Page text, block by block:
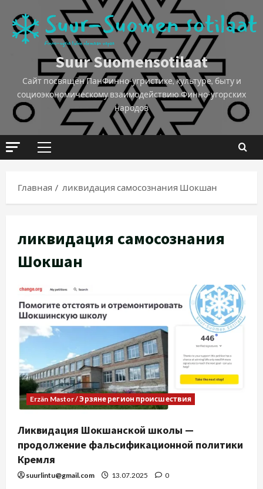
Suur Suomensotilaat
Сайт посвящён ПанФинно-угристике, культуре, быту и
социоэкономическому взаимодействию Финно-угорских
народов
Главная ликвидация самосознания Шокшан
ликвидация самосознания
Шокшан
Erzän Mastor / Эрзяне регион происшествия
Ликвидация Шокшанской школы —
продолжение фальсификационной политики
Кремля
suurlintu@gmail.com 13.07.2025 0